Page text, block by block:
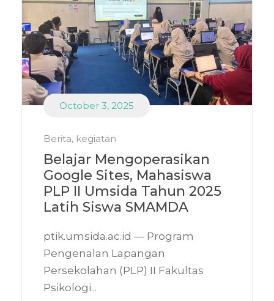
October 3, 2025
Berita, kegiatan
Belajar Mengoperasikan
Google Sites, Mahasiswa
PLP II Umsida Tahun 2025
Latih Siswa SMAMDA
ptik.umsida.ac.id — Program
Pengenalan Lapangan
Persekolahan (PLP) II Fakultas
Psikologi...